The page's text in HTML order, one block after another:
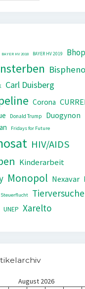
BAYER HV 2018 BAYER HV 2019
Carl Duisberg
Corona
Donald Trump
Duogynon
Fridays for Future
HIV/AIDS
Kinderarbeit
Monopol Nexavar
Steuerflucht Tierversuche
UNEP Xarelto
August 2026